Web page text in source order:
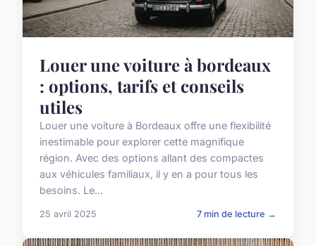
Louer une voiture à bordeaux
: options, tarifs et conseils
utiles
Louer une voiture à Bordeaux offre une flexibilité
inestimable pour explorer cette magnifique
région. Avec des options allant des compactes
aux véhicules familiaux, il y en a pour tous les
besoins. Le...
25 avril 2025 7 min de lecture →